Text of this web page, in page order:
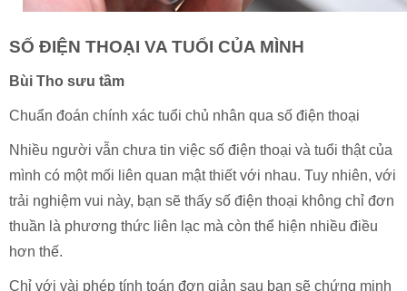
SỐ ĐIỆN THOẠI VA TUỔI CỦA MÌNH
Bùi Tho sưu tầm
Chuẩn đoán chính xác tuổi chủ nhân qua số điện thoại
Nhiều người vẫn chưa tin việc số điện thoại và tuổi thật của
mình có một mối liên quan mật thiết với nhau. Tuy nhiên, với
trải nghiệm vui này, bạn sẽ thấy số điện thoại không chỉ đơn
thuần là phương thức liên lạc mà còn thể hiện nhiều điều
hơn thế.
Chỉ với vài phép tính toán đơn giản sau bạn sẽ chứng minh